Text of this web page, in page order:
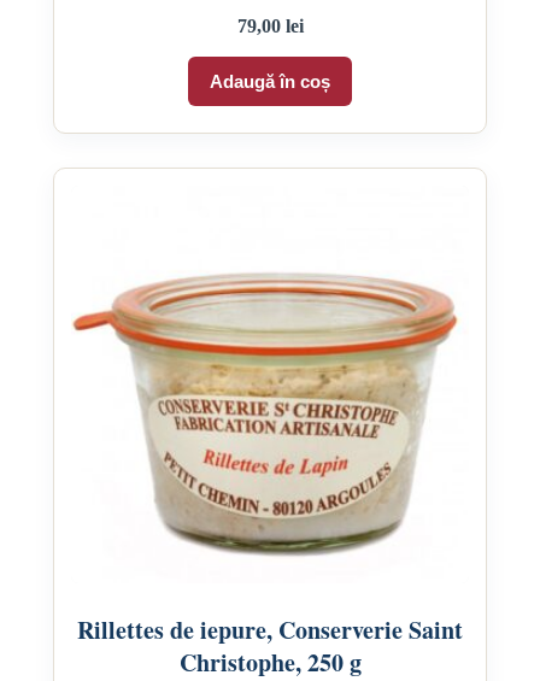
79,00 lei
Adaugă în coș
Rillettes de iepure, Conserverie Saint
Christophe, 250 g